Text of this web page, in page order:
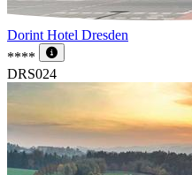
Dorint Hotel Dresden
****
DRS024